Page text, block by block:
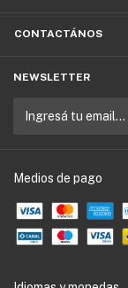
CONTACTÁNOS
NEWSLETTER
Medios de pago